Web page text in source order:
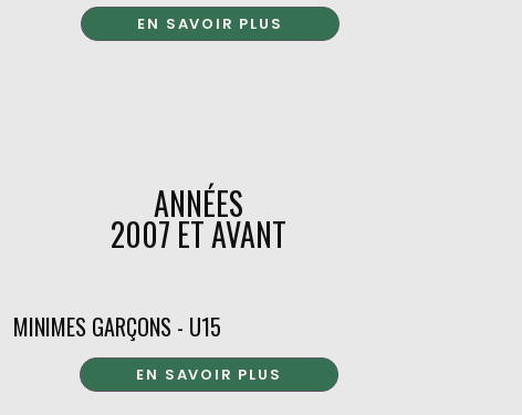
EN SAVOIR PLUS
MINIMES GARÇONS - U15
EN SAVOIR PLUS
ANNÉES
2007 ET AVANT